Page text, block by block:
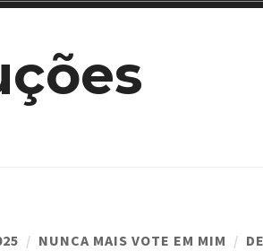
NUNCA MAIS VOTE EM MIM